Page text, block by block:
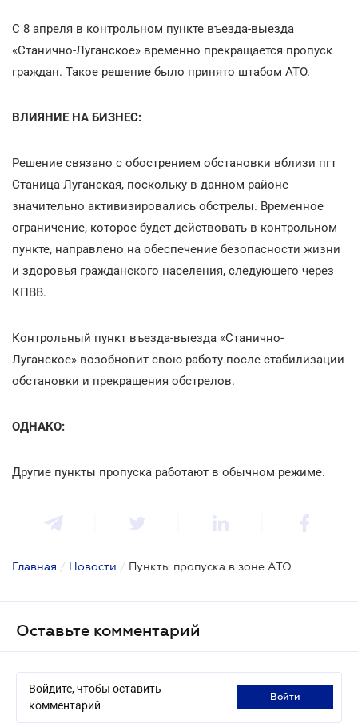
С 8 апреля в контрольном пункте въезда-выезда
«Станично-Луганское» временно прекращается пропуск
граждан. Такое решение было принято штабом АТО.
ВЛИЯНИЕ НА БИЗНЕС:
Решение связано с обострением обстановки вблизи пгт
Станица Луганская, поскольку в данном районе
значительно активизировались обстрелы. Временное
ограничение, которое будет действовать в контрольном
пункте, направлено на обеспечение безопасности жизни
и здоровья гражданского населения, следующего через
КПВВ.
Контрольный пункт въезда-выезда «Станично-
Луганское» возобновит свою работу после стабилизации
обстановки и прекращения обстрелов.
ОДНАКО:
Другие пункты пропуска работают в обычном режиме.
Главная / Новости / Пункты пропуска в зоне АТО
Оставьте комментарий
Войдите, чтобы оставить
комментарий
войти